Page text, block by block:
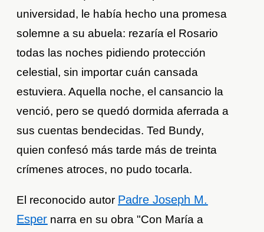
universidad, le había hecho una promesa
solemne a su abuela: rezaría el Rosario
todas las noches pidiendo protección
celestial, sin importar cuán cansada
estuviera. Aquella noche, el cansancio la
venció, pero se quedó dormida aferrada a
sus cuentas bendecidas. Ted Bundy,
quien confesó más tarde más de treinta
crímenes atroces, no pudo tocarla.
El reconocido autor Padre Joseph M.
Esper narra en su obra "Con María a